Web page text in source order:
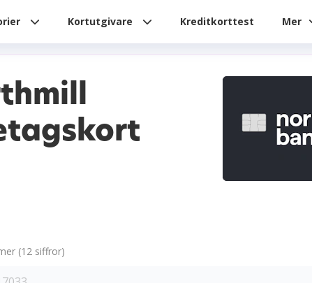
Kortutgivare Kreditkorttest Mer
(12 siffror)